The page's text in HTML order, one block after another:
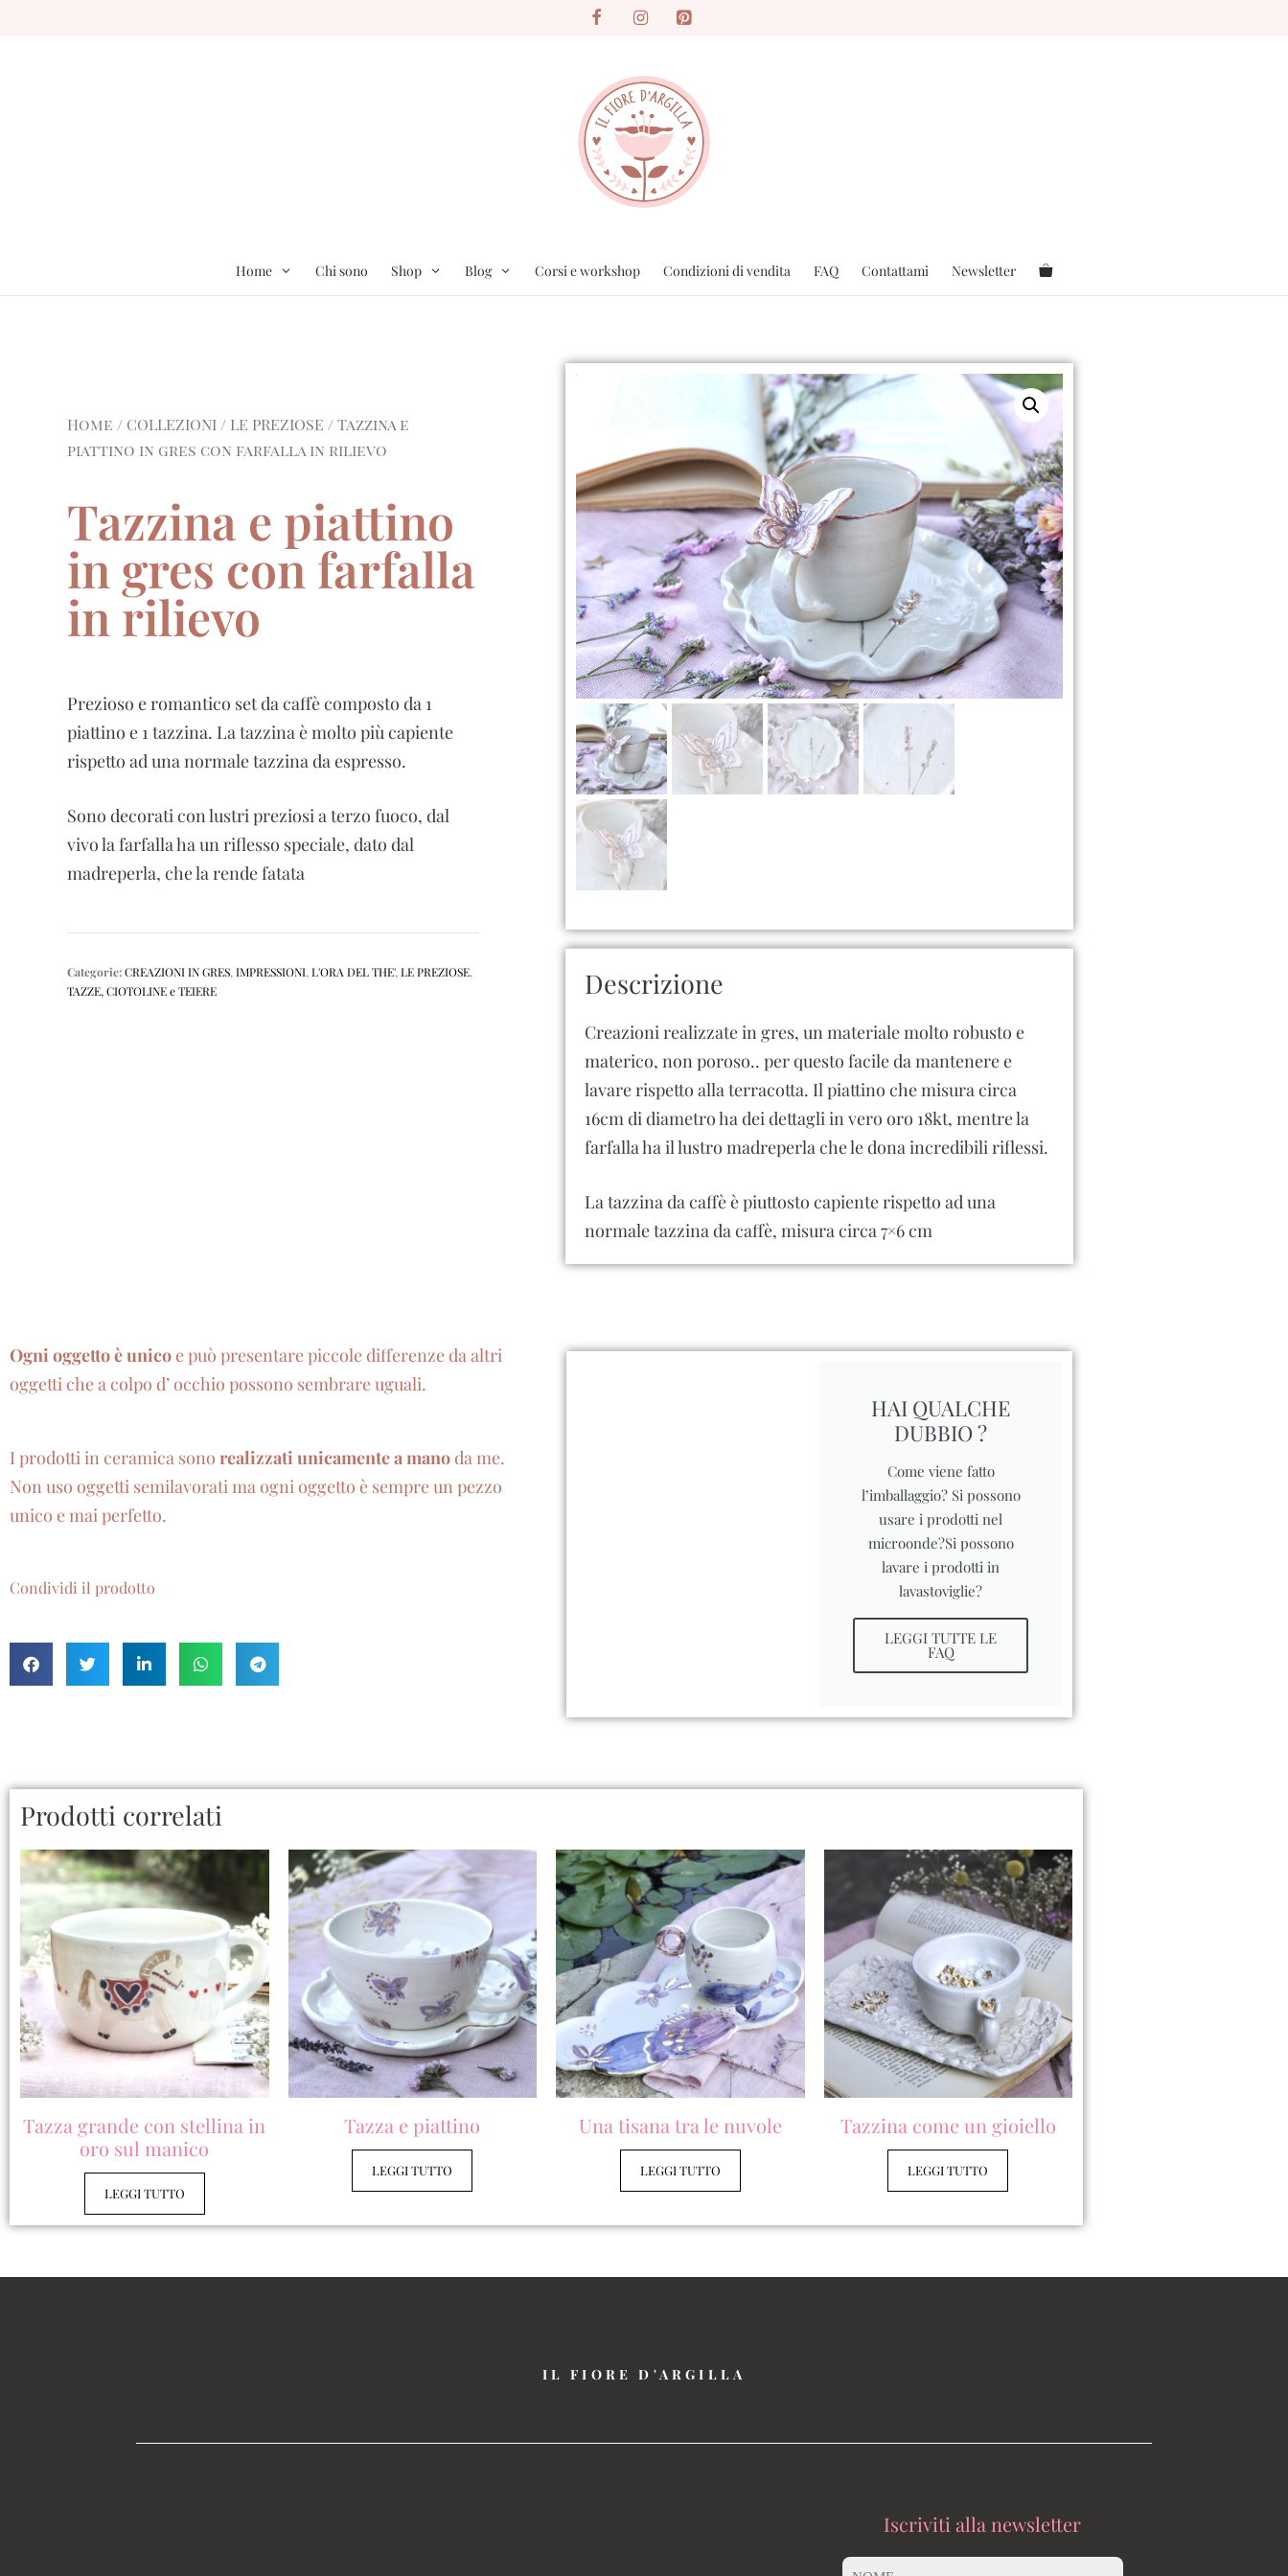
Home Chi sono Shop Blog Corsi e workshop Condizioni di vendita FAQ Contattami Newsletter
Home / COLLEZIONI / LE PREZIOSE / Tazzina e
piattino in gres con farfalla in rilievo
Tazzina e piattino
in gres con farfalla
in rilievo
Prezioso e romantico set da caffè composto da 1
piattino e 1 tazzina. La tazzina è molto più capiente
rispetto ad una normale tazzina da espresso.
Sono decorati con lustri preziosi a terzo fuoco, dal
vivo la farfalla ha un riflesso speciale, dato dal
madreperla, che la rende fatata
Categorie:CREAZIONI IN GRES, IMPRESSIONI, L'ORA DEL THE', LE PREZIOSE,
TAZZE, CIOTOLINE e TEIERE
Descrizione
Creazioni realizzate in gres, un materiale molto robusto e
materico, non poroso.. per questo facile da mantenere e
lavare rispetto alla terracotta. Il piattino che misura circa
16cm di diametro ha dei dettagli in vero oro 18kt, mentre la
farfalla ha il lustro madreperla che le dona incredibili riflessi.
La tazzina da caffè è piuttosto capiente rispetto ad una
normale tazzina da caffè, misura circa 7×6 cm
Ogni oggetto è unico e può presentare piccole differenze da altri
oggetti che a colpo d’ occhio possono sembrare uguali.
I prodotti in ceramica sono realizzati unicamente a mano da me.
Non uso oggetti semilavorati ma ogni oggetto è sempre un pezzo
unico e mai perfetto.
Condividi il prodotto
HAI QUALCHE
DUBBIO ?
Come viene fatto
l’imballaggio? Si possono
usare i prodotti nel
microonde?Si possono
lavare i prodotti in
lavastoviglie?
LEGGI TUTTE LE
FAQ
Prodotti correlati
Tazza grande con stellina in
oro sul manico
LEGGI TUTTO
Tazza e piattino
LEGGI TUTTO
Una tisana tra le nuvole
LEGGI TUTTO
Tazzina come un gioiello
LEGGI TUTTO
IL FIORE D'ARGILLA
Iscriviti alla newsletter